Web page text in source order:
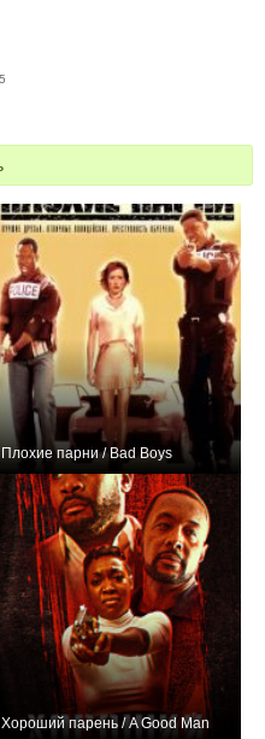
Плохие парни / Bad Boys
Хороший парень / A Good Man